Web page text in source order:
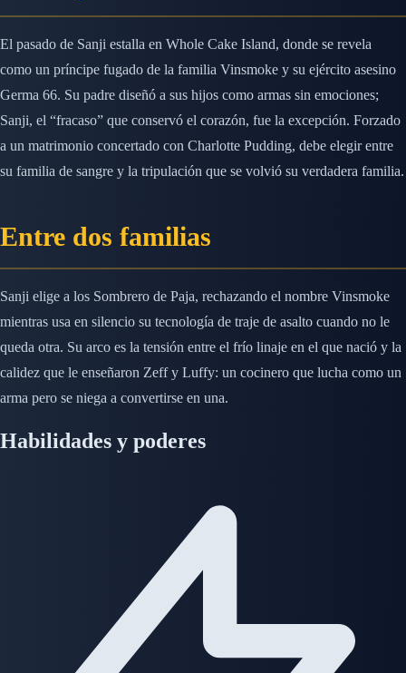
El pasado de Sanji estalla en Whole Cake Island, donde se revela
como un príncipe fugado de la familia Vinsmoke y su ejército asesino
Germa 66. Su padre diseñó a sus hijos como armas sin emociones;
Sanji, el “fracaso” que conservó el corazón, fue la excepción. Forzado
a un matrimonio concertado con Charlotte Pudding, debe elegir entre
su familia de sangre y la tripulación que se volvió su verdadera familia.
Entre dos familias
Sanji elige a los Sombrero de Paja, rechazando el nombre Vinsmoke
mientras usa en silencio su tecnología de traje de asalto cuando no le
queda otra. Su arco es la tensión entre el frío linaje en el que nació y la
calidez que le enseñaron Zeff y Luffy: un cocinero que lucha como un
arma pero se niega a convertirse en una.
Habilidades y poderes